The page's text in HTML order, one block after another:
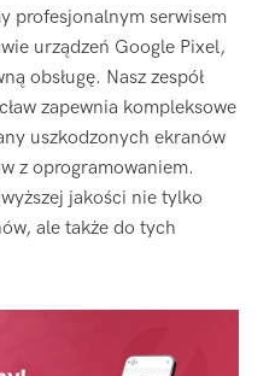
profesjonalnym serwisem
urządzeń Google Pixel,
obsługę. Nasz zespół
zapewnia kompleksowe
uszkodzonych ekranów
z oprogramowaniem.
jakości nie tylko
ale także do tych